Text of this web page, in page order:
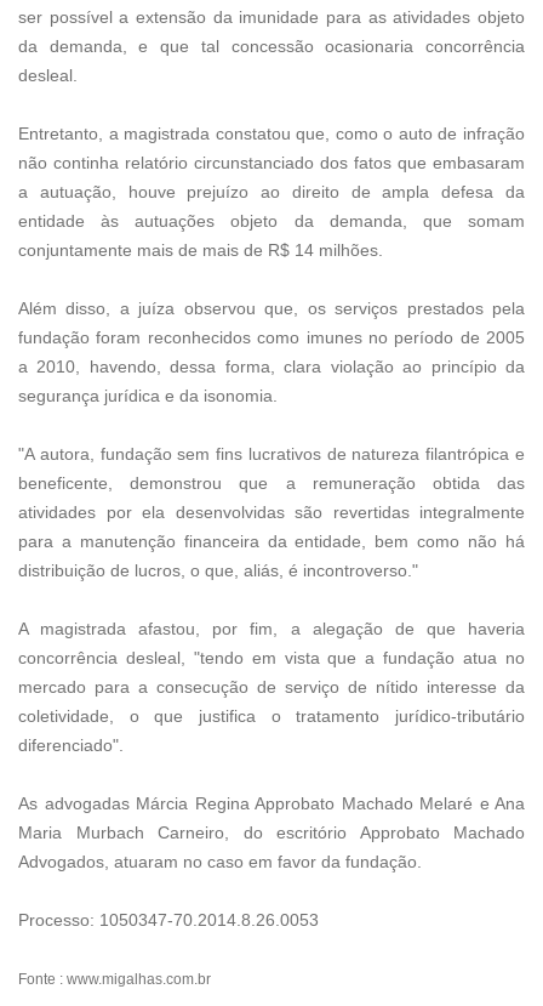
ser possível a extensão da imunidade para as atividades objeto
da demanda, e que tal concessão ocasionaria concorrência
desleal.
Entretanto, a magistrada constatou que, como o auto de infração
não continha relatório circunstanciado dos fatos que embasaram
a autuação, houve prejuízo ao direito de ampla defesa da
entidade às autuações objeto da demanda, que somam
conjuntamente mais de mais de R$ 14 milhões.
Além disso, a juíza observou que, os serviços prestados pela
fundação foram reconhecidos como imunes no período de 2005
a 2010, havendo, dessa forma, clara violação ao princípio da
segurança jurídica e da isonomia.
"A autora, fundação sem fins lucrativos de natureza filantrópica e
beneficente, demonstrou que a remuneração obtida das
atividades por ela desenvolvidas são revertidas integralmente
para a manutenção financeira da entidade, bem como não há
distribuição de lucros, o que, aliás, é incontroverso."
A magistrada afastou, por fim, a alegação de que haveria
concorrência desleal, "tendo em vista que a fundação atua no
mercado para a consecução de serviço de nítido interesse da
coletividade, o que justifica o tratamento jurídico-tributário
diferenciado".
As advogadas Márcia Regina Approbato Machado Melaré e Ana
Maria Murbach Carneiro, do escritório Approbato Machado
Advogados, atuaram no caso em favor da fundação.
Processo: 1050347-70.2014.8.26.0053
Fonte : www.migalhas.com.br